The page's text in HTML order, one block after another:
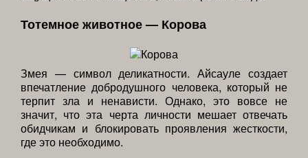
Тотемное животное — Корова
Змея — символ деликатности. Айсауле создает
впечатление добродушного человека, который не
терпит зла и ненависти. Однако, это вовсе не
значит, что эта черта личности мешает отвечать
обидчикам и блокировать проявления жесткости,
где это необходимо.